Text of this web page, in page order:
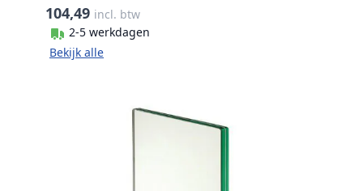
104,49 incl. btw
2-5 werkdagen
Bekijk alle